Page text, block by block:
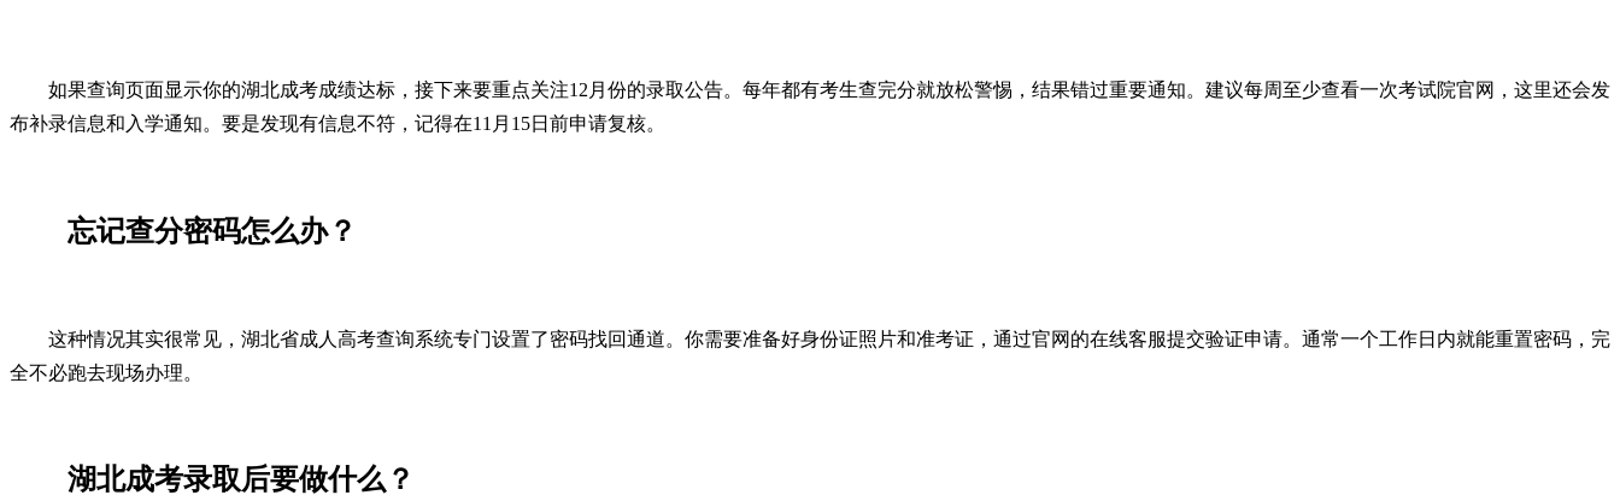
如果查询页面显示你的湖北成考成绩达标，接下来要重点关注12月份的录取公告。每年都有考生查完分就放松警惕，结果错过重要通知。建议每周至少查看一次考试院官网，这里还会发
布补录信息和入学通知。要是发现有信息不符，记得在11月15日前申请复核。
忘记查分密码怎么办？
这种情况其实很常见，湖北省成人高考查询系统专门设置了密码找回通道。你需要准备好身份证照片和准考证，通过官网的在线客服提交验证申请。通常一个工作日内就能重置密码，完
全不必跑去现场办理。
湖北成考录取后要做什么？